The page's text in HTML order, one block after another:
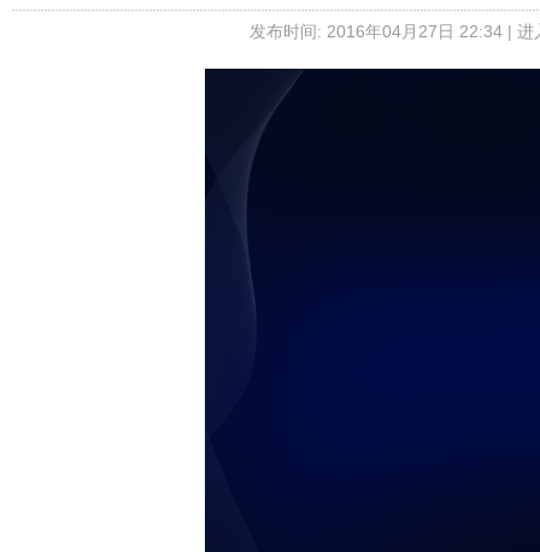
发布时间: 2016年04月27日 22:34 | 进